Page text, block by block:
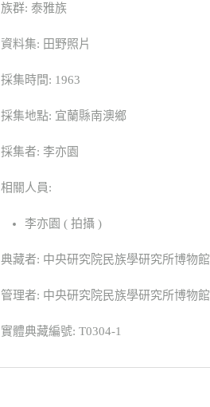
族群: 泰雅族
資料集: 田野照片
採集時間: 1963
採集地點: 宜蘭縣南澳鄉
採集者: 李亦園
相關人員:
李亦園 ( 拍攝 )
典藏者: 中央研究院民族學研究所博物館
管理者: 中央研究院民族學研究所博物館
實體典藏編號: T0304-1